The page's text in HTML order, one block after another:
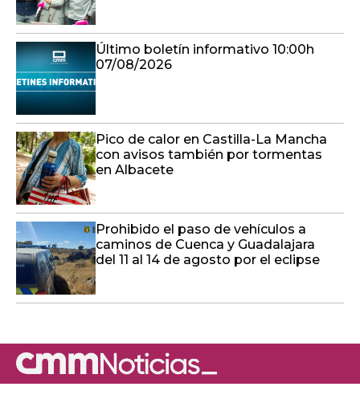
Último boletín informativo 10:00h
07/08/2026
Pico de calor en Castilla-La Mancha
con avisos también por tormentas
en Albacete
Prohibido el paso de vehículos a
caminos de Cuenca y Guadalajara
del 11 al 14 de agosto por el eclipse